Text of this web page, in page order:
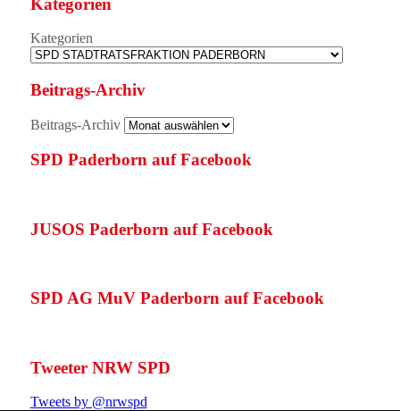
Kategorien
Beitrags-Archiv
Beitrags-Archiv
SPD Paderborn auf Facebook
JUSOS Paderborn auf Facebook
SPD AG MuV Paderborn auf Facebook
Tweeter NRW SPD
Tweets by @nrwspd